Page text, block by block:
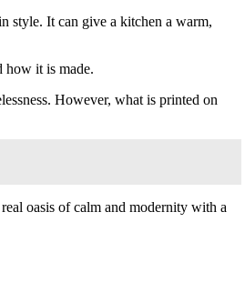
style. It can give a kitchen a warm,
how it is made.
However, what is printed on
oasis of calm and modernity with a